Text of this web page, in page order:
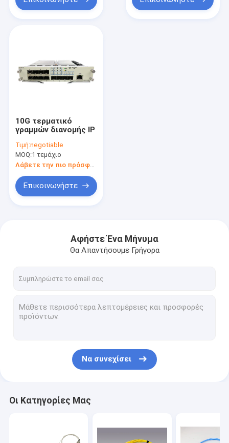
10G τερματικό
γραμμών διανομής IP
Τιμή:negotiable
MOQ:1 τεμάχιο
Λάβετε την πιο πρόσφατη τιμή
Επικοινωνήστε
Αφήστε Ένα Μήνυμα
Θα Απαντήσουμε Γρήγορα
Να συνεχίσει
Οι Κατηγορίες Μας